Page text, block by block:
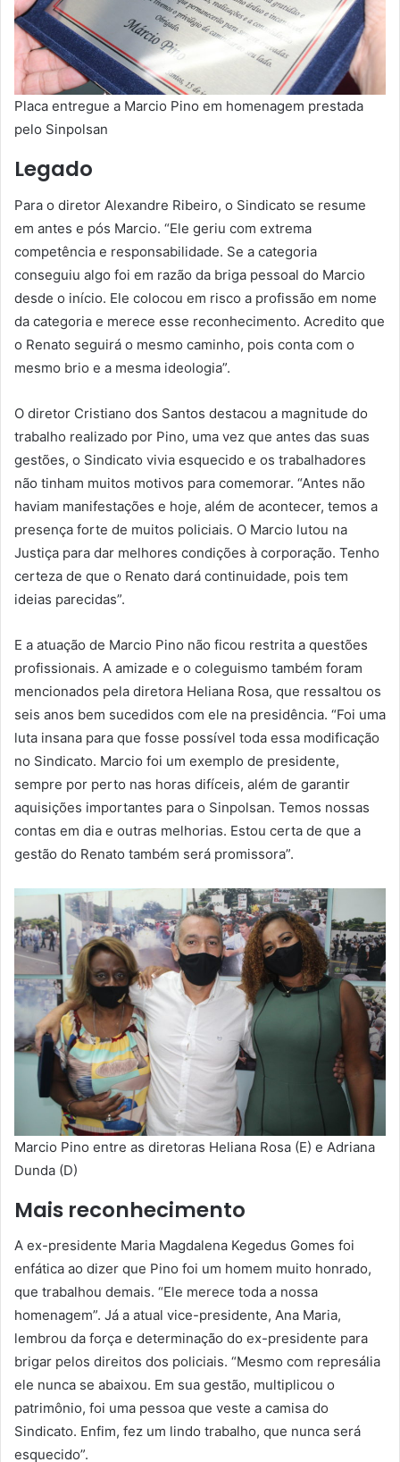
Placa entregue a Marcio Pino em homenagem prestada
pelo Sinpolsan
Legado
Para o diretor Alexandre Ribeiro, o Sindicato se resume
em antes e pós Marcio. “Ele geriu com extrema
competência e responsabilidade. Se a categoria
conseguiu algo foi em razão da briga pessoal do Marcio
desde o início. Ele colocou em risco a profissão em nome
da categoria e merece esse reconhecimento. Acredito que
o Renato seguirá o mesmo caminho, pois conta com o
mesmo brio e a mesma ideologia”.
O diretor Cristiano dos Santos destacou a magnitude do
trabalho realizado por Pino, uma vez que antes das suas
gestões, o Sindicato vivia esquecido e os trabalhadores
não tinham muitos motivos para comemorar. “Antes não
haviam manifestações e hoje, além de acontecer, temos a
presença forte de muitos policiais. O Marcio lutou na
Justiça para dar melhores condições à corporação. Tenho
certeza de que o Renato dará continuidade, pois tem
ideias parecidas”.
E a atuação de Marcio Pino não ficou restrita a questões
profissionais. A amizade e o coleguismo também foram
mencionados pela diretora Heliana Rosa, que ressaltou os
seis anos bem sucedidos com ele na presidência. “Foi uma
luta insana para que fosse possível toda essa modificação
no Sindicato. Marcio foi um exemplo de presidente,
sempre por perto nas horas difíceis, além de garantir
aquisições importantes para o Sinpolsan. Temos nossas
contas em dia e outras melhorias. Estou certa de que a
gestão do Renato também será promissora”.
Marcio Pino entre as diretoras Heliana Rosa (E) e Adriana
Dunda (D)
Mais reconhecimento
A ex-presidente Maria Magdalena Kegedus Gomes foi
enfática ao dizer que Pino foi um homem muito honrado,
que trabalhou demais. “Ele merece toda a nossa
homenagem”. Já a atual vice-presidente, Ana Maria,
lembrou da força e determinação do ex-presidente para
brigar pelos direitos dos policiais. “Mesmo com represália
ele nunca se abaixou. Em sua gestão, multiplicou o
patrimônio, foi uma pessoa que veste a camisa do
Sindicato. Enfim, fez um lindo trabalho, que nunca será
esquecido”.